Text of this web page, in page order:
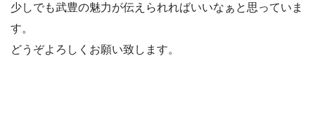
少しでも武豊の魅力が伝えられればいいなぁと思っていま
す。
どうぞよろしくお願い致します。